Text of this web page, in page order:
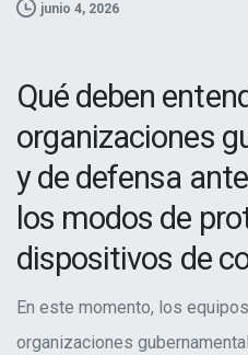
junio 4, 2026
Qué deben
organizaciones
y de defensa
los modos de
dispositivos de
En este momento, los
organizaciones